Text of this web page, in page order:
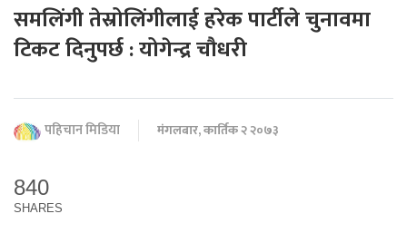
समलिंगी तेस्रोलिंगीलाई हरेक पार्टीले चुनावमा
टिकट दिनुपर्छ : योगेन्द्र चौधरी
पहिचान मिडिया मंगलबार, कार्तिक २ २०७३
840
SHARES